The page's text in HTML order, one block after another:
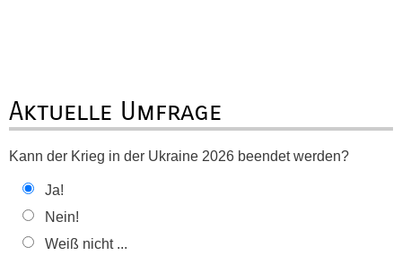
Aktuelle Umfrage
Kann der Krieg in der Ukraine 2026 beendet werden?
Ja!
Nein!
Weiß nicht ...